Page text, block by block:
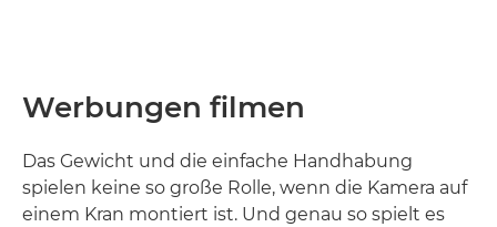
Werbungen filmen
Das Gewicht und die einfache Handhabung
spielen keine so große Rolle, wenn die Kamera auf
einem Kran montiert ist. Und genau so spielt es